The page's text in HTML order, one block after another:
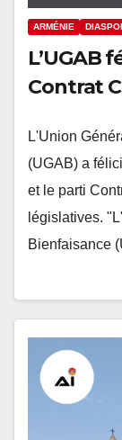
ARMÉNIE
L’UGAB
Contrat
L'Union
(UGAB) a
et le parti
législatives.
Bienfaisance